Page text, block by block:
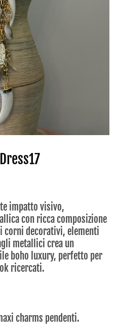
impatto visivo,
con ricca composizione
corni decorativi, elementi
metallici crea un
boho luxury, perfetto per
ricercati.
charms pendenti.